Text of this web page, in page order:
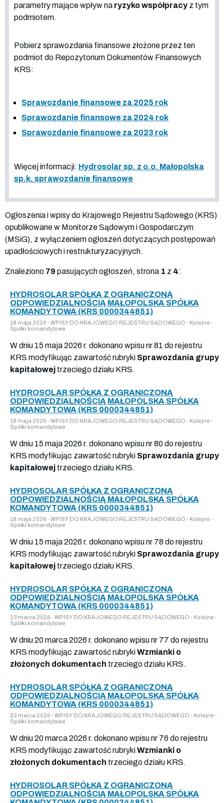
parametry mające wpływ na ryzyko współpracy z tym
podmiotem.
Pobierz sprawozdania finansowe złożone przez ten
podmiot do Repozytorium Dokumentów Finansowych
KRS:
Sprawozdanie finansowe za 2025 rok
Sprawozdanie finansowe za 2024 rok
Sprawozdanie finansowe za 2023 rok
Więcej informacji: Hydrosolar sp. z o.o. Małopolska
sp.k. sprawozdanie finansowe
Ogłoszenia i wpisy do Krajowego Rejestru Sądowego (KRS)
opublikowane w Monitorze Sądowym i Gospodarczym
(MSiG), z wyłączeniem ogłoszeń dotyczących postępowań
upadłościowych i restrukturyzacyjnych.
Znaleziono 79 pasujących ogłoszeń, strona 1 z 4:
HYDROSOLAR SPÓŁKA Z OGRANICZONĄ
ODPOWIEDZIALNOŚCIĄ MAŁOPOLSKA SPÓŁKA
KOMANDYTOWA (KRS 0000344851)
18 maja 2026 - WPISY DO KRAJOWEGO REJESTRU SĄDOWEGO - Kolejne -
Spółki komandytowe
W dniu 15 maja 2026 r. dokonano wpisu nr 81 do rejestru
KRS modyfikując zawartość rubryki Sprawozdania grupy
kapitałowej trzeciego działu KRS.
HYDROSOLAR SPÓŁKA Z OGRANICZONĄ
ODPOWIEDZIALNOŚCIĄ MAŁOPOLSKA SPÓŁKA
KOMANDYTOWA (KRS 0000344851)
18 maja 2026 - WPISY DO KRAJOWEGO REJESTRU SĄDOWEGO - Kolejne -
Spółki komandytowe
W dniu 15 maja 2026 r. dokonano wpisu nr 80 do rejestru
KRS modyfikując zawartość rubryki Sprawozdania grupy
kapitałowej trzeciego działu KRS.
HYDROSOLAR SPÓŁKA Z OGRANICZONĄ
ODPOWIEDZIALNOŚCIĄ MAŁOPOLSKA SPÓŁKA
KOMANDYTOWA (KRS 0000344851)
18 maja 2026 - WPISY DO KRAJOWEGO REJESTRU SĄDOWEGO - Kolejne -
Spółki komandytowe
W dniu 15 maja 2026 r. dokonano wpisu nr 78 do rejestru
KRS modyfikując zawartość rubryki Sprawozdania grupy
kapitałowej trzeciego działu KRS.
HYDROSOLAR SPÓŁKA Z OGRANICZONĄ
ODPOWIEDZIALNOŚCIĄ MAŁOPOLSKA SPÓŁKA
KOMANDYTOWA (KRS 0000344851)
23 marca 2026 - WPISY DO KRAJOWEGO REJESTRU SĄDOWEGO - Kolejne -
Spółki komandytowe
W dniu 20 marca 2026 r. dokonano wpisu nr 77 do rejestru
KRS modyfikując zawartość rubrykiWzmianki o
złożonych dokumentach trzeciego działu KRS.
HYDROSOLAR SPÓŁKA Z OGRANICZONĄ
ODPOWIEDZIALNOŚCIĄ MAŁOPOLSKA SPÓŁKA
KOMANDYTOWA (KRS 0000344851)
23 marca 2026 - WPISY DO KRAJOWEGO REJESTRU SĄDOWEGO - Kolejne -
Spółki komandytowe
W dniu 20 marca 2026 r. dokonano wpisu nr 76 do rejestru
KRS modyfikując zawartość rubrykiWzmianki o
złożonych dokumentach trzeciego działu KRS.
HYDROSOLAR SPÓŁKA Z OGRANICZONĄ
ODPOWIEDZIALNOŚCIĄ MAŁOPOLSKA SPÓŁKA